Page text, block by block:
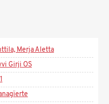
Merja Aletta
Girji OS